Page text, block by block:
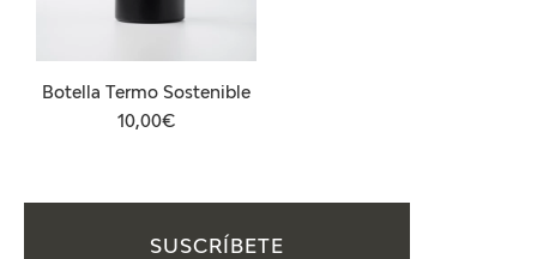
Botella Termo Sostenible
10,00€
SUSCRÍBETE